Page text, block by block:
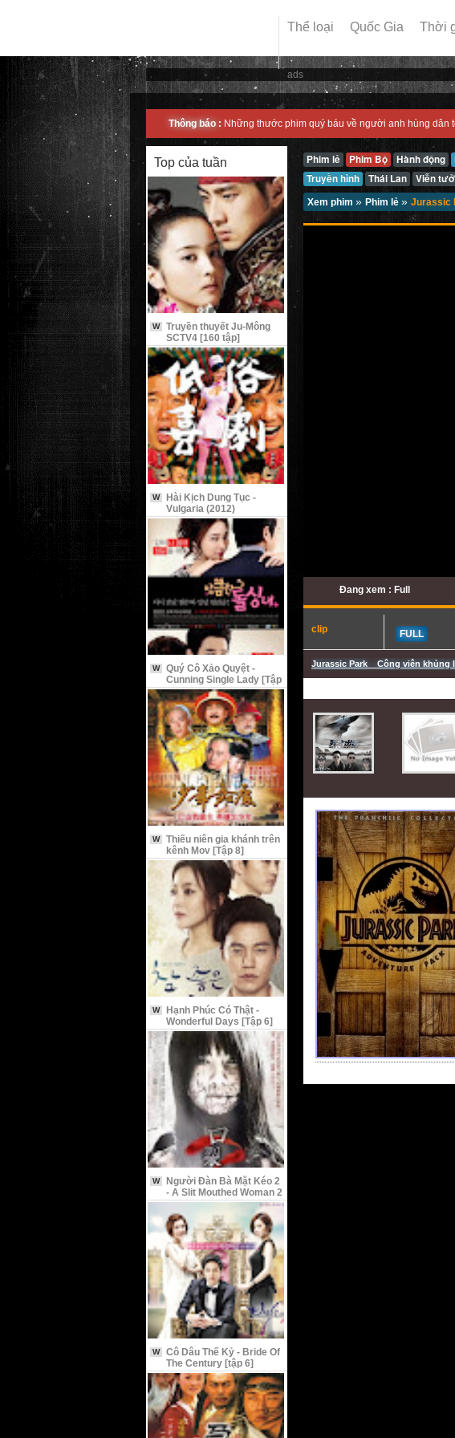
Thể loại Quốc Gia Thời
ads
Thông báo : Những thước phim quý báu về người anh hùng dân
Top của tuần
W
Truyền thuyết Ju-Mông
SCTV4 [160 tập]
W
Hài Kịch Dung Tục -
Vulgaria (2012)
W
Quý Cô Xảo Quyệt -
Cunning Single Lady [Tập
9 Vietsub]
W
Thiếu niên gia khánh trên
kênh Mov [Tập 8]
W
Hạnh Phúc Có Thật -
Wonderful Days [Tập 6]
W
Người Đàn Bà Mặt Kéo 2
- A Slit Mouthed Woman 2
W
Cô Dâu Thế Kỷ - Bride Of
The Century [tập 6]
Phim lẻ Phim Bộ Hành động
Truyền hình
Thái Lan Viễn
Xem phim » Phim lẻ » Jurassic
Đang xem : Full
clip FULL
Jurassic Park _ Công viên khủng